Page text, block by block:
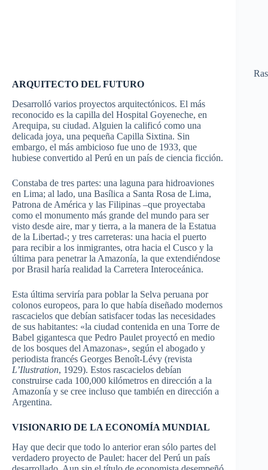
ARQUITECTO DEL FUTURO
Desarrolló varios proyectos arquitectónicos. El más
reconocido es la capilla del Hospital Goyeneche, en
Arequipa, su ciudad. Alguien la calificó como una
delicada joya, una pequeña Capilla Sixtina. Sin
embargo, el más ambicioso fue uno de 1933, que
hubiese convertido al Perú en un país de ciencia ficción.
Constaba de tres partes: una laguna para hidroaviones
en Lima; al lado, una Basílica a Santa Rosa de Lima,
Patrona de América y las Filipinas –que proyectaba
como el monumento más grande del mundo para ser
visto desde aire, mar y tierra, a la manera de la Estatua
de la Libertad-; y tres carreteras: una hacia el puerto
para recibir a los inmigrantes, otra hacia el Cusco y la
última para penetrar la Amazonía, la que extendiéndose
por Brasil haría realidad la Carretera Interoceánica.
Esta última serviría para poblar la Selva peruana por
colonos europeos, para lo que había diseñado modernos
rascacielos que debían satisfacer todas las necesidades
de sus habitantes: «la ciudad contenida en una Torre de
Babel gigantesca que Pedro Paulet proyectó en medio
de los bosques del Amazonas», según el abogado y
periodista francés Georges Benoît-Lévy (revista
L’Ilustration, 1929). Estos rascacielos debían
construirse cada 100,000 kilómetros en dirección a la
Amazonía y se cree incluso que también en dirección a
Argentina.
VISIONARIO DE LA ECONOMÍA MUNDIAL
Hay que decir que todo lo anterior eran sólo partes del
verdadero proyecto de Paulet: hacer del Perú un país